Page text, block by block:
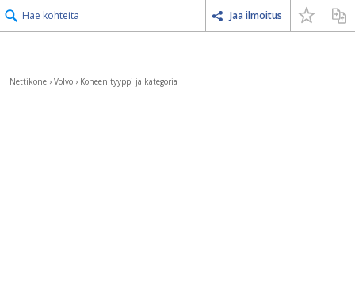
Hae kohteita Jaa ilmoitus
Nettikone › Volvo › Koneen tyyppi ja kategoria